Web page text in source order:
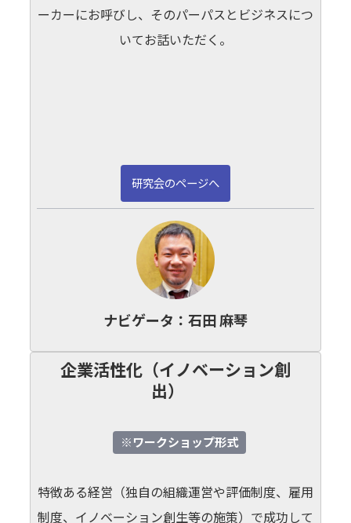
ーカーにお呼びし、そのパーパスとビジネスにつ
いてお話いただく。
研究会のページへ
ナビゲータ： 石田 麻琴
企業活性化（イノベーション創
出）
※ワークショップ形式
特徴ある経営（独自の組織運営や評価制度、雇用
制度、イノベーション創生等の施策）で成功して